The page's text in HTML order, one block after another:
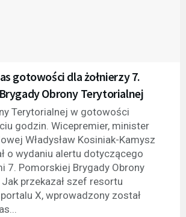
gotowości dla żołnierzy 7.
Obrony Terytorialnej
Terytorialnej w gotowości
godzin. Wicepremier, minister
Władysław Kosiniak-Kamysz
o wydaniu alertu dotyczącego
7. Pomorskiej Brygady Obrony
przekazał szef resortu
X, wprowadzony został